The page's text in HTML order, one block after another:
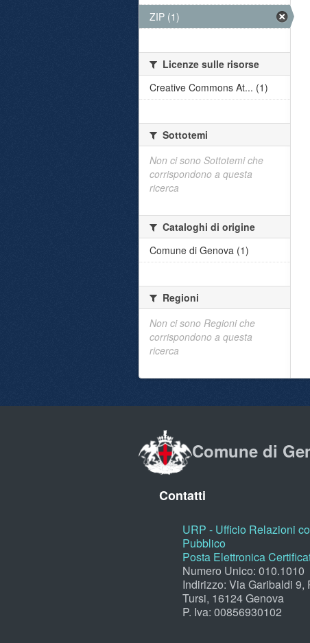
ZIP (1)
Licenze sulle risorse
Creative Commons At... (1)
Sottotemi
Non ci sono Sottotemi che
corrispondono a questa
ricerca
Cataloghi di origine
Comune di Genova (1)
Regioni
Non ci sono Regioni che
corrispondono a questa
ricerca
Comune di
Contatti
URP - Ufficio Relazioni
Pubblico
Posta Elettronica
Numero Unico: 010.1010
Indirizzo: Via Garibaldi 9,
Tursi, 16124 Genova
P. Iva: 00856930102